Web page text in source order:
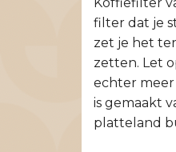
filter dat je
zet je het
zetten. Let
echter meer
is gemaakt
platteland